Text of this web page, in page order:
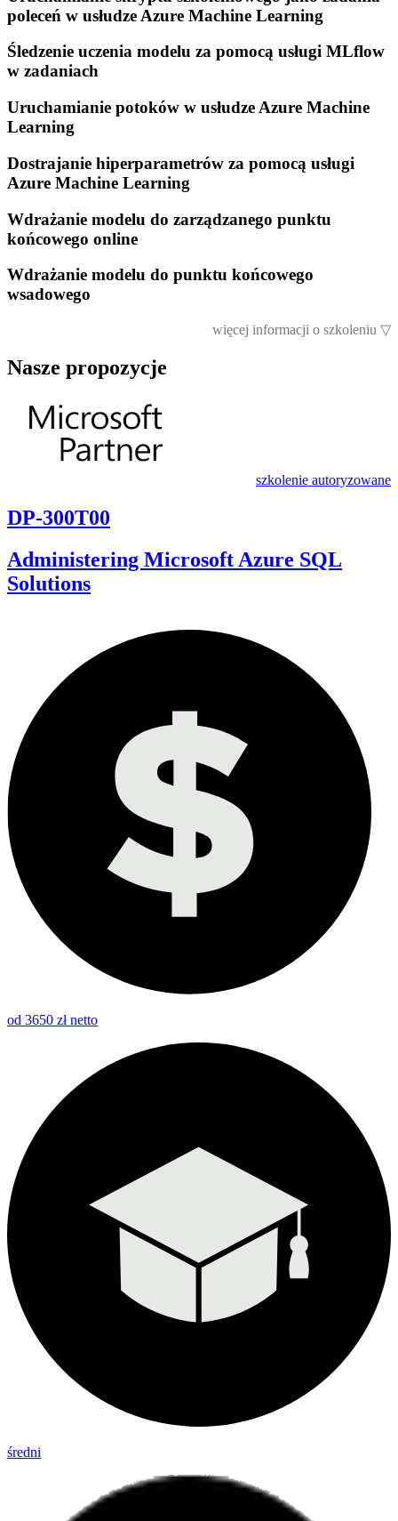
poleceń w usłudze Azure Machine Learning
Śledzenie uczenia modelu za pomocą usługi MLflow
w zadaniach
Uruchamianie potoków w usłudze Azure Machine
Learning
Dostrajanie hiperparametrów za pomocą usługi
Azure Machine Learning
Wdrażanie modelu do zarządzanego punktu
końcowego online
Wdrażanie modelu do punktu końcowego
wsadowego
więcej informacji o szkoleniu ▽
Nasze propozycje
szkolenie autoryzowane
DP-300T00
Administering Microsoft Azure SQL
Solutions
od 3650 zł netto
średni